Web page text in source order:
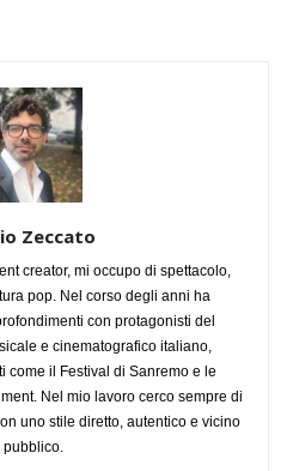
Zeccato
creator, mi occupo di spettacolo,
pop. Nel corso degli anni ha
con protagonisti del
e cinematografico italiano,
come il Festival di Sanremo e le
Nel mio lavoro cerco sempre di
uno stile diretto, autentico e vicino
pubblico.